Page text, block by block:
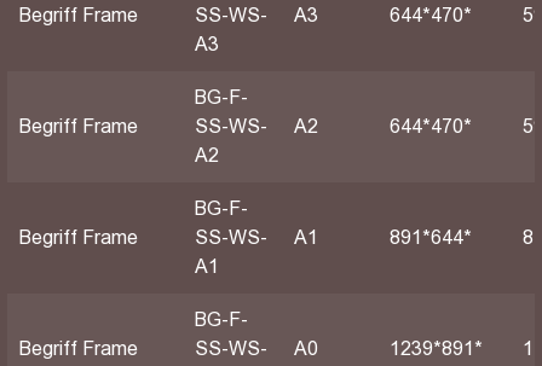
Begriff Frame
SS-WS-
A3
A3 644*470*
Begriff Frame
BG-F-
SS-WS-
A2
A2 644*470*
Begriff Frame
BG-F-
SS-WS-
A1
А1 891*644*
Begriff Frame
BG-F-
SS-WS-
А0 1239*891*